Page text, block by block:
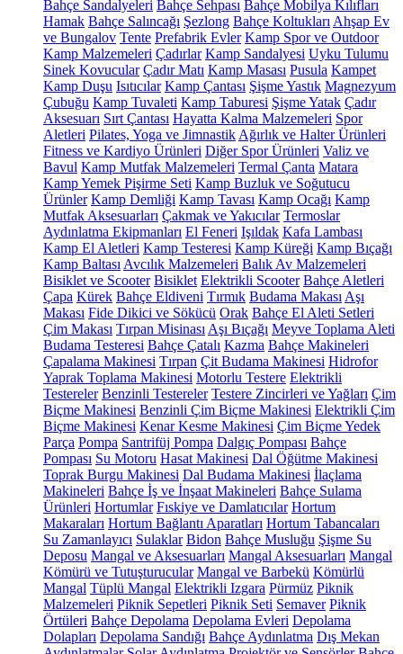
Bahçe Sandalyeleri Bahçe Sehpası Bahçe Mobilya Kılıfları
Hamak Bahçe Salıncağı Şezlong Bahçe Koltukları Ahşap Ev
ve Bungalov Tente Prefabrik Evler Kamp Spor ve Outdoor
Kamp Malzemeleri Çadırlar Kamp Sandalyesi Uyku Tulumu
Sinek Kovucular Çadır Matı Kamp Masası Pusula Kampet
Kamp Duşu Isıtıcılar Kamp Çantası Şişme Yastık Magnezyum
Çubuğu Kamp Tuvaleti Kamp Taburesi Şişme Yatak Çadır
Aksesuarı Sırt Çantası Hayatta Kalma Malzemeleri Spor
Aletleri Pilates, Yoga ve Jimnastik Ağırlık ve Halter Ürünleri
Fitness ve Kardiyo Ürünleri Diğer Spor Ürünleri Valiz ve
Bavul Kamp Mutfak Malzemeleri Termal Çanta Matara
Kamp Yemek Pişirme Seti Kamp Buzluk ve Soğutucu
Ürünler Kamp Demliği Kamp Tavası Kamp Ocağı Kamp
Mutfak Aksesuarları Çakmak ve Yakıcılar Termoslar
Aydınlatma Ekipmanları El Feneri Işıldak Kafa Lambası
Kamp El Aletleri Kamp Testeresi Kamp Küreği Kamp Bıçağı
Kamp Baltası Avcılık Malzemeleri Balık Av Malzemeleri
Bisiklet ve Scooter Bisiklet Elektrikli Scooter Bahçe Aletleri
Çapa Kürek Bahçe Eldiveni Tırmık Budama Makası Aşı
Makası Fide Dikici ve Sökücü Orak Bahçe El Aleti Setleri
Çim Makası Tırpan Misinası Aşı Bıçağı Meyve Toplama Aleti
Budama Testeresi Bahçe Çatalı Kazma Bahçe Makineleri
Çapalama Makinesi Tırpan Çit Budama Makinesi Hidrofor
Yaprak Toplama Makinesi Motorlu Testere Elektrikli
Testereler Benzinli Testereler Testere Zincirleri ve Yağları Çim
Biçme Makinesi Benzinli Çim Biçme Makinesi Elektrikli Çim
Biçme Makinesi Kenar Kesme Makinesi Çim Biçme Yedek
Parça Pompa Santrifüj Pompa Dalgıç Pompası Bahçe
Pompası Su Motoru Hasat Makinesi Dal Öğütme Makinesi
Toprak Burgu Makinesi Dal Budama Makinesi İlaçlama
Makineleri Bahçe İş ve İnşaat Makineleri Bahçe Sulama
Ürünleri Hortumlar Fıskiye ve Damlatıcılar Hortum
Makaraları Hortum Bağlantı Aparatları Hortum Tabancaları
Su Zamanlayıcı Sulaklar Bidon Bahçe Musluğu Şişme Su
Deposu Mangal ve Aksesuarları Mangal Aksesuarları Mangal
Kömürü ve Tutuşturucular Mangal ve Barbekü Kömürlü
Mangal Tüplü Mangal Elektrikli Izgara Pürmüz Piknik
Malzemeleri Piknik Sepetleri Piknik Seti Semaver Piknik
Örtüleri Bahçe Depolama Depolama Evleri Depolama
Dolapları Depolama Sandığı Bahçe Aydınlatma Dış Mekan